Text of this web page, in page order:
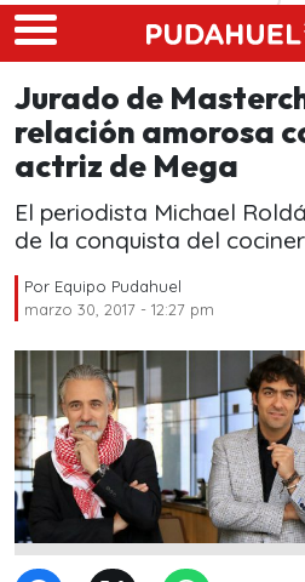
Skip to main content
Jurado de
relación amorosa
actriz de Mega
El periodista Michael
de la conquista del
Por Equipo Pudahuel
marzo 30, 2017 - 12:27 pm